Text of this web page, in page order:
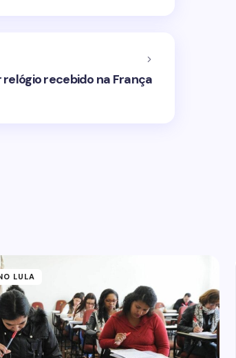
recebido na França
LULA